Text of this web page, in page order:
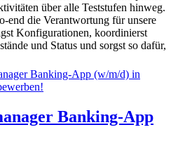
über alle Teststufen hinweg.
end die Verantwortung für unsere
Konfigurationen, koordinierst
und Status und sorgst so dafür,
Banking-App